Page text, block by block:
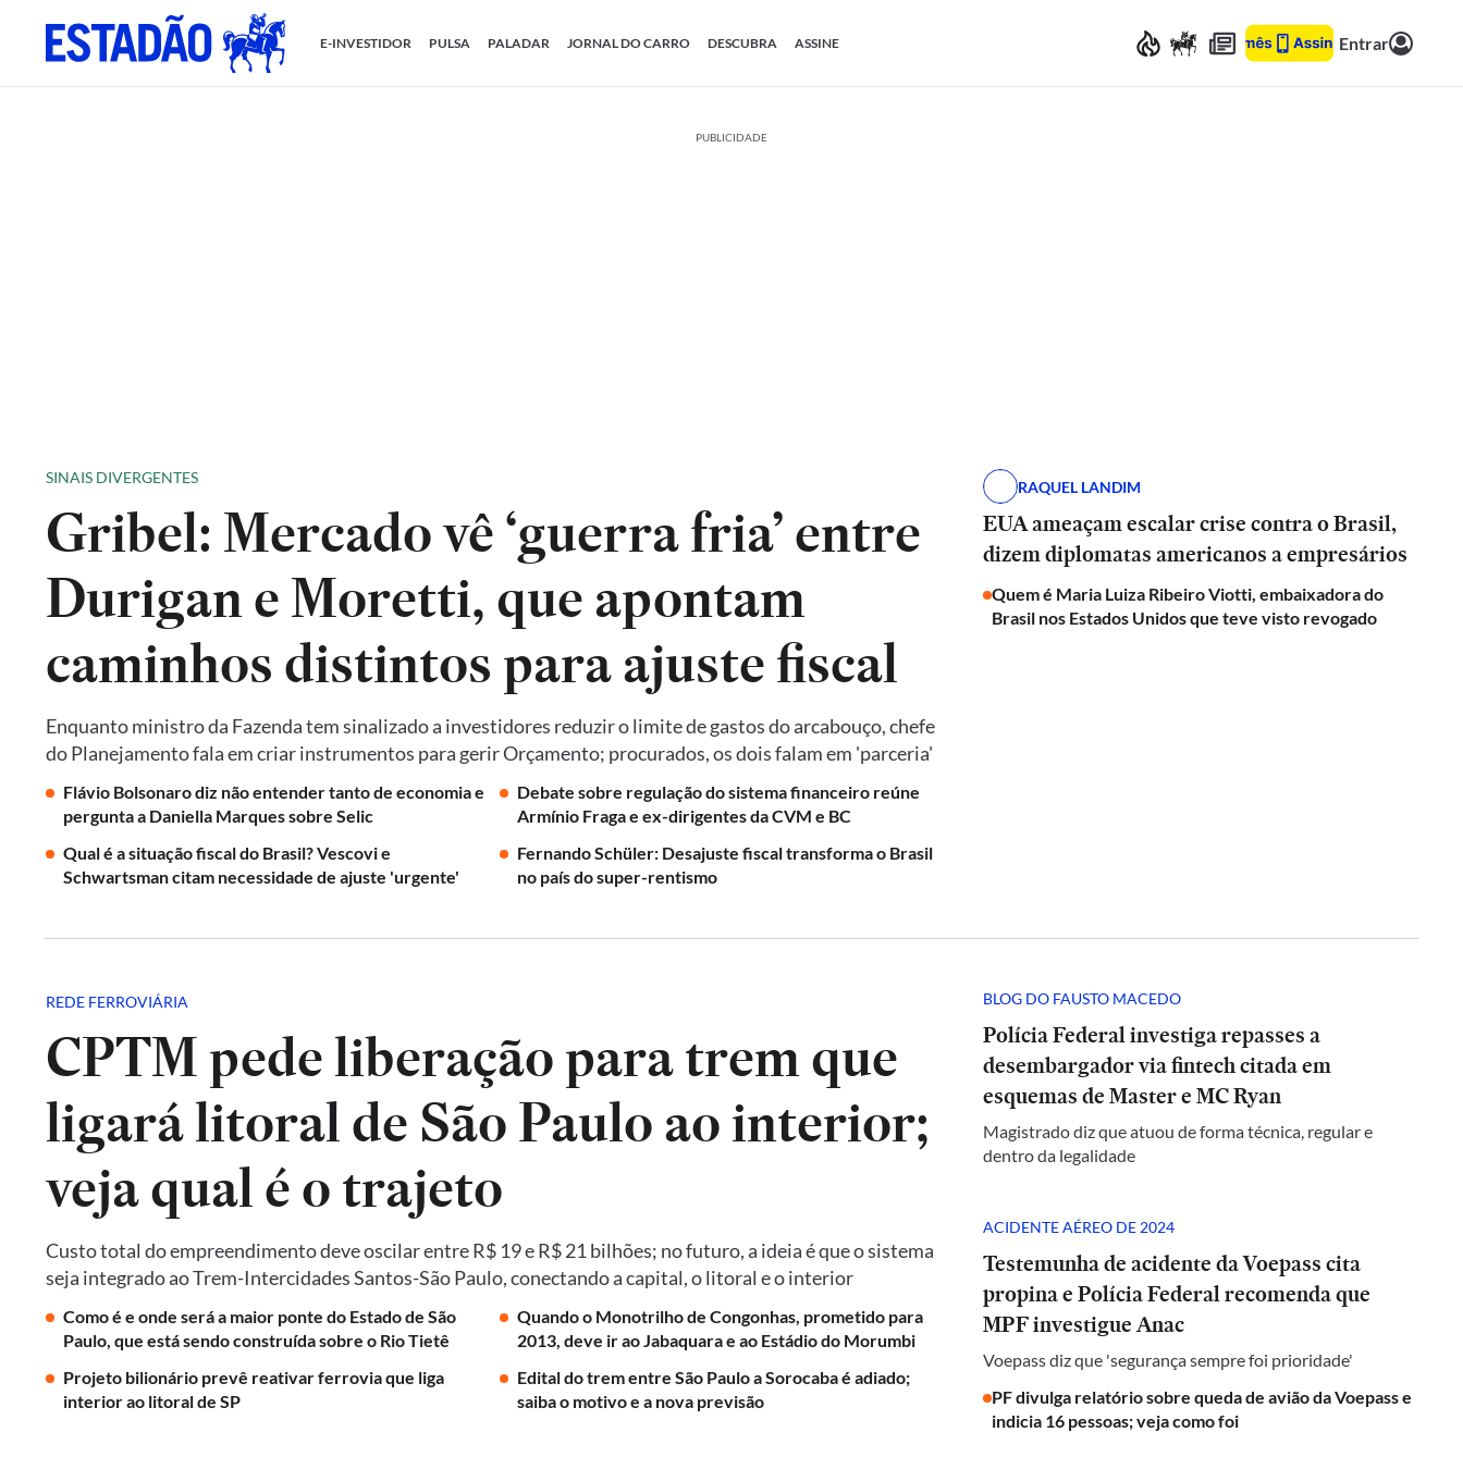
E-INVESTIDOR PULSA PALADAR JORNAL DO CARRO DESCUBRA ASSINE Entrar
PUBLICIDADE
SINAIS DIVERGENTES
Gribel: Mercado vê ‘guerra fria’ entre
Durigan e Moretti, que apontam
caminhos distintos para ajuste fiscal
Enquanto ministro da Fazenda tem sinalizado a investidores reduzir o limite de gastos do arcabouço, chefe
do Planejamento fala em criar instrumentos para gerir Orçamento; procurados, os dois falam em 'parceria'
Flávio Bolsonaro diz não entender tanto de economia e
pergunta a Daniella Marques sobre Selic
Debate sobre regulação do sistema financeiro reúne
Armínio Fraga e ex-dirigentes da CVM e BC
Qual é a situação fiscal do Brasil? Vescovi e
Schwartsman citam necessidade de ajuste 'urgente'
Fernando Schüler: Desajuste fiscal transforma o Brasil
no país do super-rentismo
RAQUEL LANDIM
EUA ameaçam escalar crise contra o Brasil,
dizem diplomatas americanos a empresários
Quem é Maria Luiza Ribeiro Viotti, embaixadora do
Brasil nos Estados Unidos que teve visto revogado
REDE FERROVIÁRIA
CPTM pede liberação para trem que
ligará litoral de São Paulo ao interior;
veja qual é o trajeto
Custo total do empreendimento deve oscilar entre R$ 19 e R$ 21 bilhões; no futuro, a ideia é que o sistema
seja integrado ao Trem-Intercidades Santos-São Paulo, conectando a capital, o litoral e o interior
Como é e onde será a maior ponte do Estado de São
Paulo, que está sendo construída sobre o Rio Tietê
Quando o Monotrilho de Congonhas, prometido para
2013, deve ir ao Jabaquara e ao Estádio do Morumbi
Projeto bilionário prevê reativar ferrovia que liga
interior ao litoral de SP
Edital do trem entre São Paulo a Sorocaba é adiado;
saiba o motivo e a nova previsão
BLOG DO FAUSTO MACEDO
Polícia Federal investiga repasses a
desembargador via fintech citada em
esquemas de Master e MC Ryan
Magistrado diz que atuou de forma técnica, regular e
dentro da legalidade
ACIDENTE AÉREO DE 2024
Testemunha de acidente da Voepass cita
propina e Polícia Federal recomenda que
MPF investigue Anac
Voepass diz que 'segurança sempre foi prioridade'
PF divulga relatório sobre queda de avião da Voepass e
indicia 16 pessoas; veja como foi